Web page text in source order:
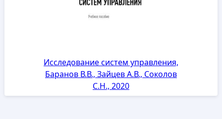
Исследование систем управления,
Баранов В.В., Зайцев А.В., Соколов
С.Н., 2020